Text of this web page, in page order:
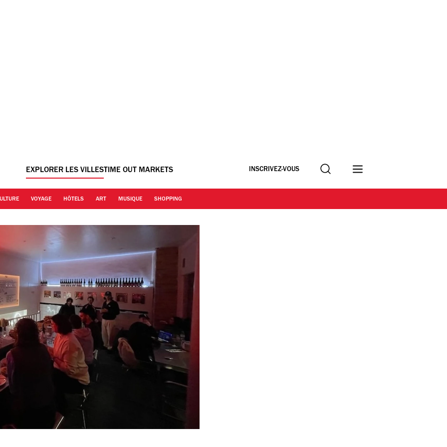
EXPLORER LES VILLESTIME OUT MARKETS INSCRIVEZ-VOUS Recherche
VOYAGE HÔTELS ART MUSIQUE SHOPPING